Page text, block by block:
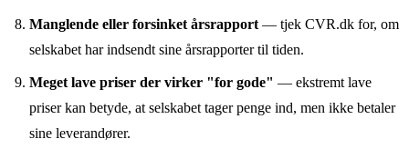
Manglende eller forsinket årsrapport — tjek CVR.dk for, om
selskabet har indsendt sine årsrapporter til tiden.
Meget lave priser der virker "for gode" — ekstremt lave
priser kan betyde, at selskabet tager penge ind, men ikke betaler
sine leverandører.